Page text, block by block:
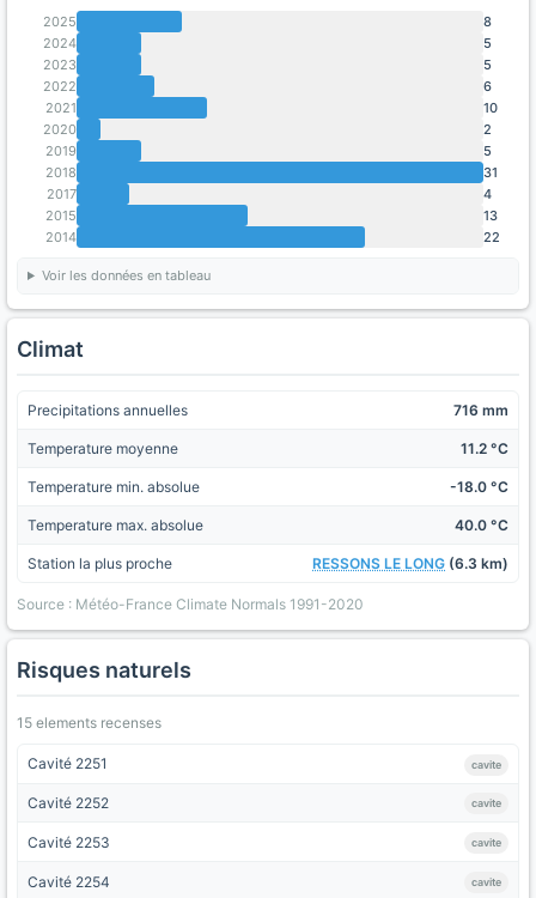
2025
8
2024
5
2023
5
2022
6
2021
10
2020
2
2019
5
2018
31
2017
4
2015
13
2014
22
Voir les données en tableau
Climat
Precipitations annuelles 716 mm
Temperature moyenne 11.2 °C
Temperature min. absolue -18.0 °C
Temperature max. absolue 40.0 °C
Station la plus proche RESSONS LE LONG (6.3 km)
Source : Météo-France Climate Normals 1991-2020
Risques naturels
15 elements recenses
Cavité 2251 cavite
Cavité 2252 cavite
Cavité 2253 cavite
Cavité 2254 cavite